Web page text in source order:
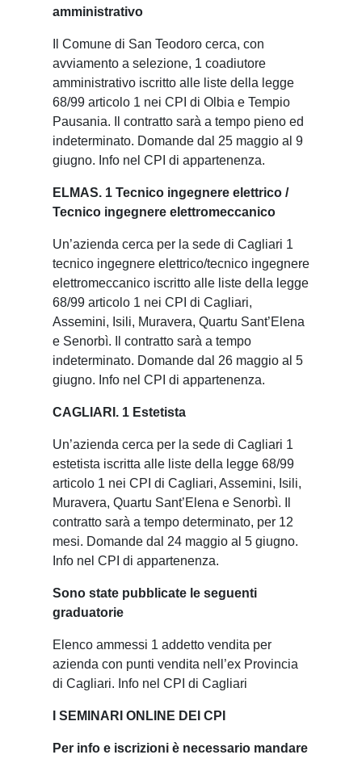
amministrativo
Il Comune di San Teodoro cerca, con
avviamento a selezione, 1 coadiutore
amministrativo iscritto alle liste della legge
68/99 articolo 1 nei CPI di Olbia e Tempio
Pausania. Il contratto sarà a tempo pieno ed
indeterminato. Domande dal 25 maggio al 9
giugno. Info nel CPI di appartenenza.
ELMAS. 1 Tecnico ingegnere elettrico /
Tecnico ingegnere elettromeccanico
Un’azienda cerca per la sede di Cagliari 1
tecnico ingegnere elettrico/tecnico ingegnere
elettromeccanico iscritto alle liste della legge
68/99 articolo 1 nei CPI di Cagliari,
Assemini, Isili, Muravera, Quartu Sant’Elena
e Senorbì. Il contratto sarà a tempo
indeterminato. Domande dal 26 maggio al 5
giugno. Info nel CPI di appartenenza.
CAGLIARI. 1 Estetista
Un’azienda cerca per la sede di Cagliari 1
estetista iscritta alle liste della legge 68/99
articolo 1 nei CPI di Cagliari, Assemini, Isili,
Muravera, Quartu Sant’Elena e Senorbì. Il
contratto sarà a tempo determinato, per 12
mesi. Domande dal 24 maggio al 5 giugno.
Info nel CPI di appartenenza.
Sono state pubblicate le seguenti
graduatorie
Elenco ammessi 1 addetto vendita per
azienda con punti vendita nell’ex Provincia
di Cagliari. Info nel CPI di Cagliari
I SEMINARI ONLINE DEI CPI
Per info e iscrizioni è necessario mandare